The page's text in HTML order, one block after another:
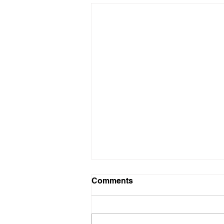
Probleme probleme
Die hoop het toe nie beskaam
Comments